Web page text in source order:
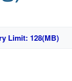
Limit: 128(MB)